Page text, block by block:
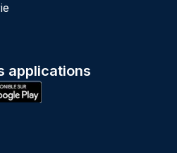
applications